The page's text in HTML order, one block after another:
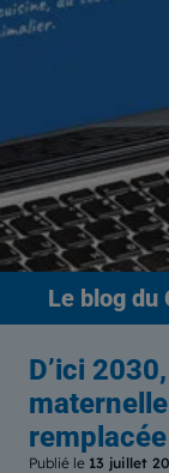
Le blogdu
D’ici
remplacée
Publié le 13 juillet